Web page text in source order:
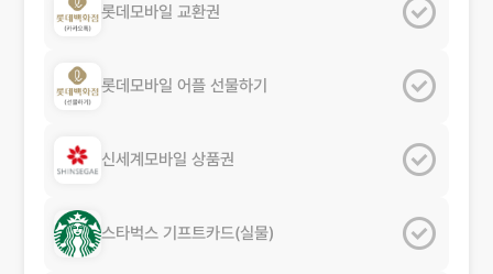
롯데모바일 교환권
롯데모바일 어플 선물하기
신세계모바일 상품권
스타벅스 기프트카드(실물)